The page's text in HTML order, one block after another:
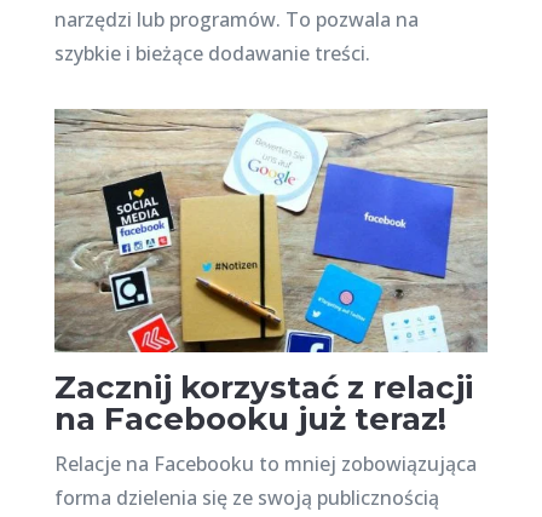
narzędzi lub programów. To pozwala na
szybkie i bieżące dodawanie treści.
Zacznij korzystać z relacji
na Facebooku już teraz!
Relacje na Facebooku to mniej zobowiązująca
forma dzielenia się ze swoją publicznością